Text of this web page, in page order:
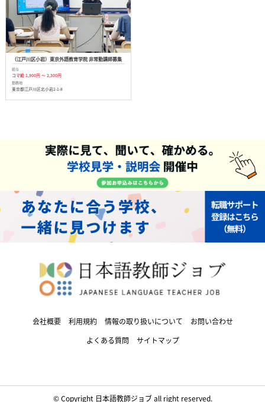
（江戸川区小岩）東京外語教育学院 非常勤講師募集
給与
コマ給 1,900円 ～ 2,300円
勤務地
東京都江戸川区北小岩2-1-8
会社概要 利用規約 情報の取り扱いについて
お問い合わせ
よくある質問
サイトマップ
© Copyright 日本語教師ジョブ all right reserved.